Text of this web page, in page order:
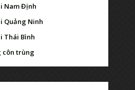
Nam Định
Quảng Ninh
Thái Bình
côn trùng